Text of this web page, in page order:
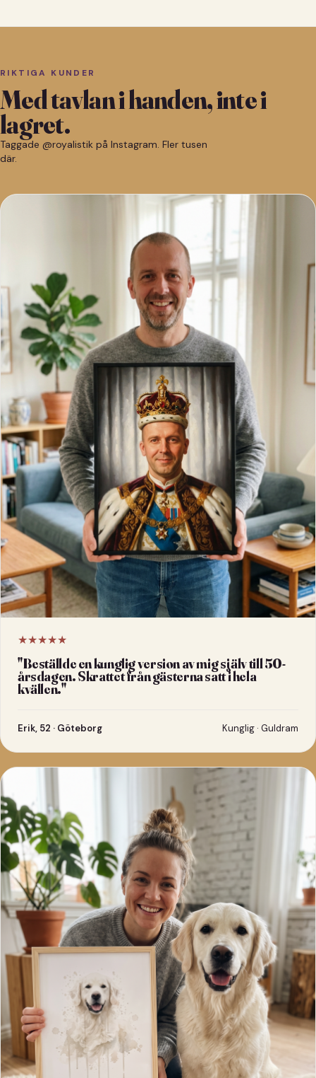
RIKTIGA KUNDER
Med tavlan i handen, inte i
lagret.
Taggade @royalistik på Instagram. Fler tusen
där.
★★★★★
"Beställde en kunglig version av mig själv till 50-
årsdagen. Skrattet från gästerna satt i hela
kvällen."
Erik, 52 · Göteborg Kunglig · Guldram